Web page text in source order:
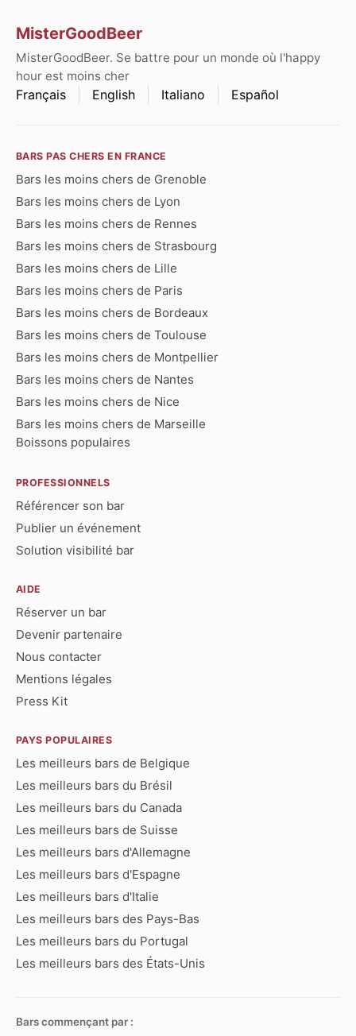
MisterGoodBeer
MisterGoodBeer. Se battre pour un monde où l'happy
hour est moins cher
Français English Italiano Español
BARS PAS CHERS EN FRANCE
Bars les moins chers de Grenoble
Bars les moins chers de Lyon
Bars les moins chers de Rennes
Bars les moins chers de Strasbourg
Bars les moins chers de Lille
Bars les moins chers de Paris
Bars les moins chers de Bordeaux
Bars les moins chers de Toulouse
Bars les moins chers de Montpellier
Bars les moins chers de Nantes
Bars les moins chers de Nice
Bars les moins chers de Marseille
Boissons populaires
PROFESSIONNELS
Référencer son bar
Publier un événement
Solution visibilité bar
AIDE
Réserver un bar
Devenir partenaire
Nous contacter
Mentions légales
Press Kit
PAYS POPULAIRES
Les meilleurs bars de Belgique
Les meilleurs bars du Brésil
Les meilleurs bars du Canada
Les meilleurs bars de Suisse
Les meilleurs bars d'Allemagne
Les meilleurs bars d'Espagne
Les meilleurs bars d'Italie
Les meilleurs bars des Pays-Bas
Les meilleurs bars du Portugal
Les meilleurs bars des États-Unis
Bars commençant par :